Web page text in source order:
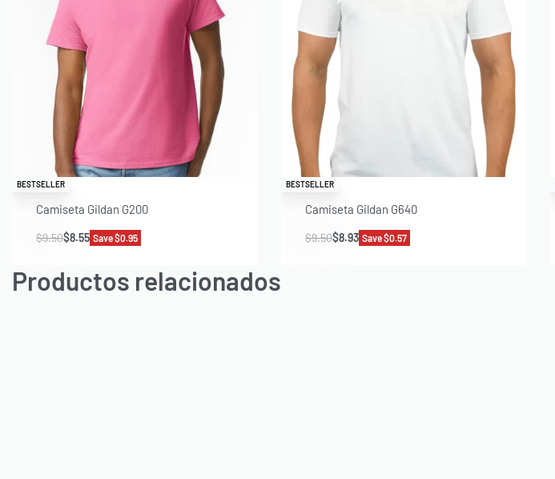
BESTSELLER
Camiseta Gildan G200
$9.50$8.55 Save $0.95
BESTSELLER
Camiseta Gildan G640
$9.50$8.93 Save $0.57
Productos relacionados